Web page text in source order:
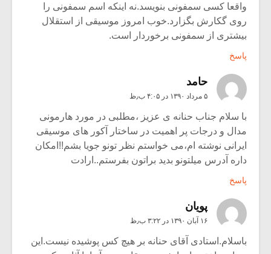
واقعا کسی سمفونی بنویسد.نه اینکه اسم سمفونی را
روی گکارش بگزارد.خوب امروز موسیقی از استقلال
بیشتری از سمفونی برخوردار است.
پاسخ
حامد
۵ مرداد ۱۳۹۰ در ۴:۰۵ ب٫ظ
با سلام جناب حنانه ی عزیز ،مطلبی در مورد هارمونی
مدال و درجات پر اهمیت در ساختار آکور های موسیقی
ایرانی نوشته ام،می خواستم نظر تونو جویا بشم!!امکان
داره آدرس میلتونو بدید براتون بفرستم..ارادت
پاسخ
پویان
۱۶ آبان ۱۳۹۰ در ۳:۲۲ ب٫ظ
باسلام.استادی آقای حنانه بر هیچ کس پوشیده نیست.این